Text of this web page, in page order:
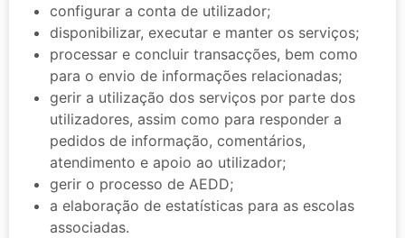
configurar a conta de utilizador;
disponibilizar, executar e manter os serviços;
processar e concluir transacções, bem como
para o envio de informações relacionadas;
gerir a utilização dos serviços por parte dos
utilizadores, assim como para responder a
pedidos de informação, comentários,
atendimento e apoio ao utilizador;
gerir o processo de AEDD;
a elaboração de estatísticas para as escolas
associadas.